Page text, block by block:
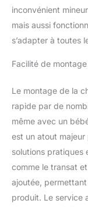
inconvénient
mais aussi
s’adapter à toutes
Facilité de
Le montage de la
rapide par de
même avec un
est un atout
solutions pratiques
comme le transat
ajoutée,
produit. Le service